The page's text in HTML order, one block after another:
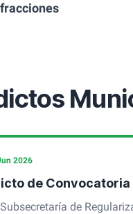
2026
de Convocatoria
de